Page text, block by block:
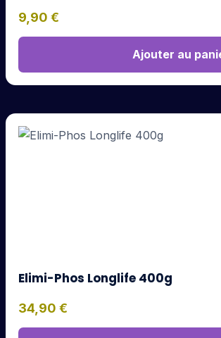
9,90 €
Ajouter au
Elimi-Phos Longlife 400g
34,90 €